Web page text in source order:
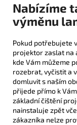
Nabízíme
výměnu
Pokud potřebujete
projektor zaslat na
kde Vám můžeme
rozebrat, vyčistit a
domluvit s naším
přijede přímo k
základní čištění
nainstaluje zpět
zákazníka nelze